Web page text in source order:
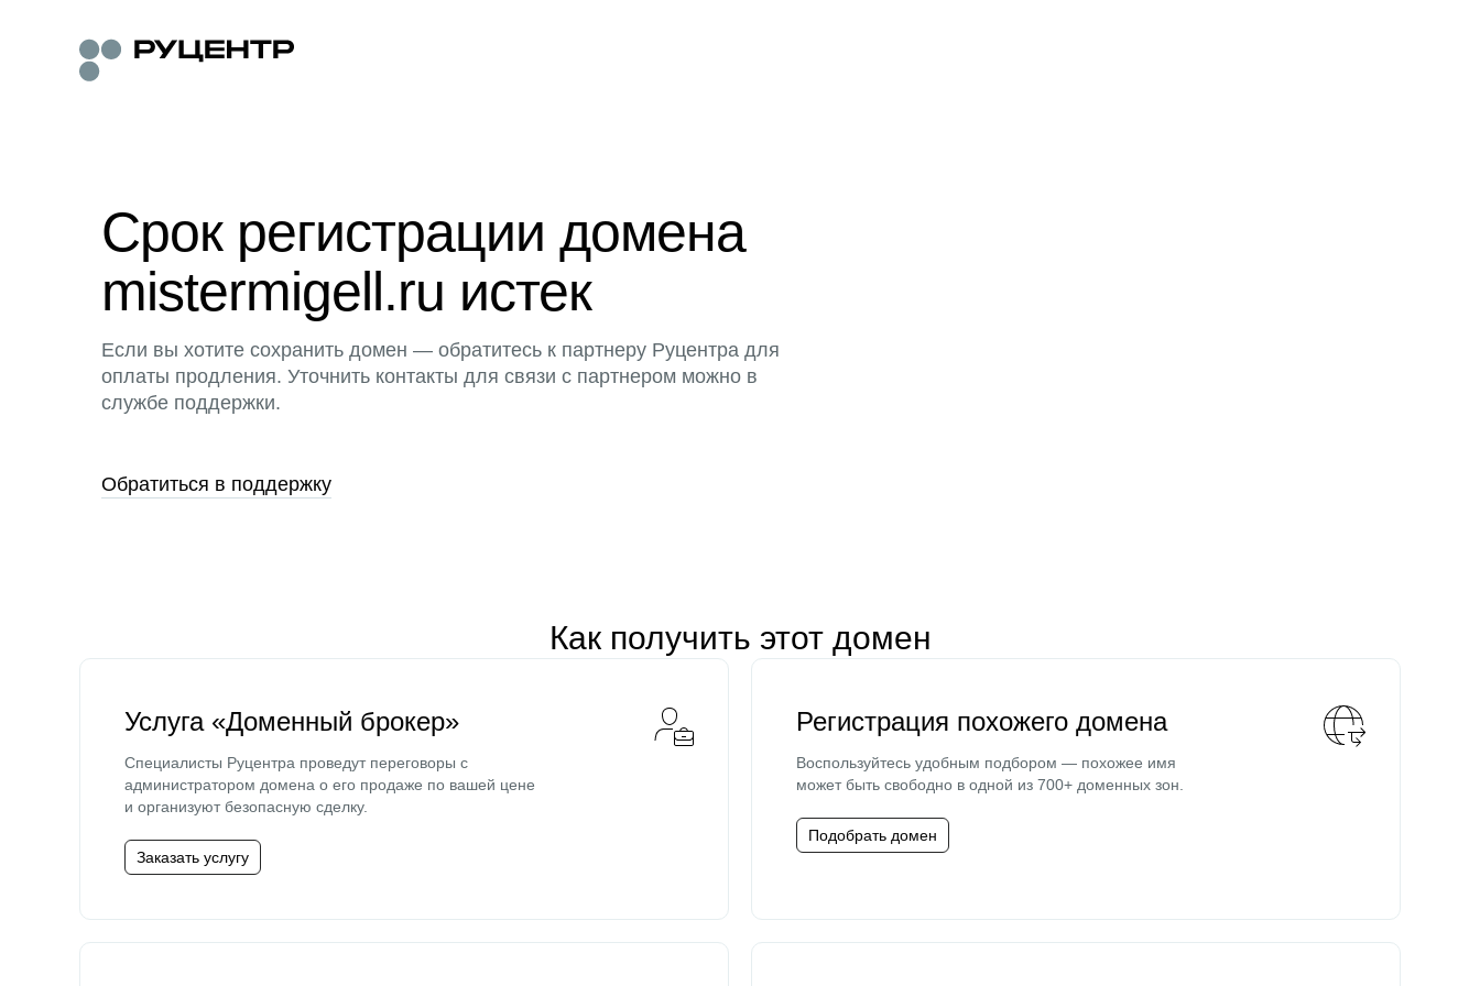
Срок регистрации домена
mistermigell.ru истек
Если вы хотите сохранить домен — обратитесь к партнеру Руцентра для
оплаты продления. Уточнить контакты для связи с партнером можно в
службе поддержки.
Обратиться в поддержку
Как получить этот домен
Услуга «Доменный брокер»
Специалисты Руцентра проведут переговоры с
администратором домена о его продаже по вашей цене
и организуют безопасную сделку.
Заказать услугу
Регистрация похожего домена
Воспользуйтесь удобным подбором — похожее имя
может быть свободно в одной из 700+ доменных зон.
Подобрать домен